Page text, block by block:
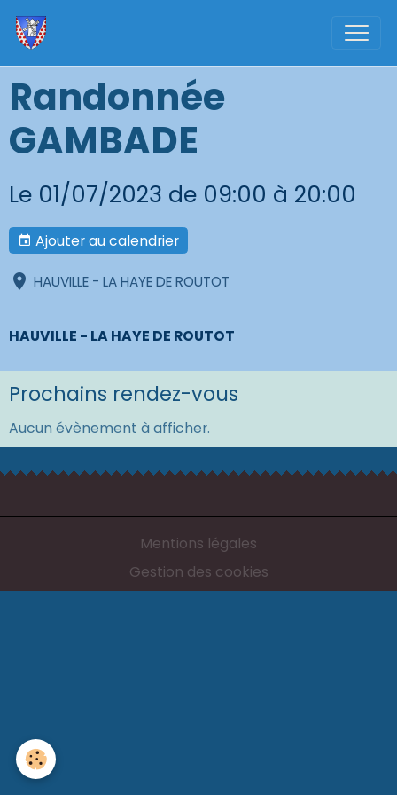
Randonnée
GAMBADE
Le 01/07/2023 de 09:00 à 20:00
Ajouter au calendrier
HAUVILLE - LA HAYE DE ROUTOT
HAUVILLE - LA HAYE DE ROUTOT
Prochains rendez-vous
Aucun évènement à afficher.
Mentions légales
Gestion des cookies